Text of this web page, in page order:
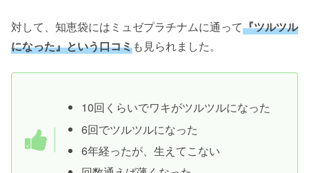
対して、知恵袋にはミュゼプラチナムに通って『ツルツル
になった』という口コミも見られました。
10回くらいでワキがツルツルになった
6回でツルツルになった
6年経ったが、生えてこない